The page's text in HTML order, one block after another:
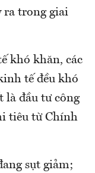
ra trong giai
khó khăn, các
tế đều khó
là đầu tư công
tiêu từ Chính
sụt giảm;